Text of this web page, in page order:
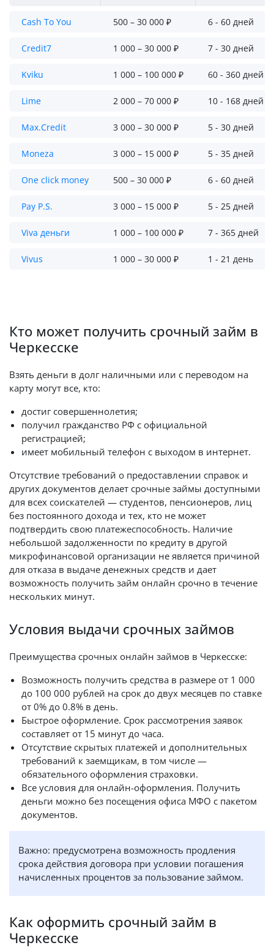
Cash To You 500 – 30 000 ₽ 6 - 60 дней
Credit7 1 000 – 30 000 ₽ 7 - 30 дней
Kviku 1 000 – 100 000 ₽ 60 - 360 дней
Lime 2 000 – 70 000 ₽ 10 - 168 дней
Max.Credit 3 000 – 30 000 ₽ 5 - 30 дней
Moneza 3 000 – 15 000 ₽ 5 - 35 дней
One click money 500 – 30 000 ₽ 6 - 60 дней
Pay P.S. 3 000 – 15 000 ₽ 5 - 25 дней
Viva деньги 1 000 – 100 000 ₽ 7 - 365 дней
Vivus 1 000 – 30 000 ₽ 1 - 21 день
Кто может получить срочный займ в
Черкесске
Взять деньги в долг наличными или с переводом на
карту могут все, кто:
достиг совершеннолетия;
получил гражданство РФ с официальной
регистрацией;
имеет мобильный телефон с выходом в интернет.
Отсутствие требований о предоставлении справок и
других документов делает срочные займы доступными
для всех соискателей — студентов, пенсионеров, лиц
без постоянного дохода и тех, кто не может
подтвердить свою платежеспособность. Наличие
небольшой задолженности по кредиту в другой
микрофинансовой организации не является причиной
для отказа в выдаче денежных средств и дает
возможность получить займ онлайн срочно в течение
нескольких минут.
Условия выдачи срочных займов
Преимущества срочных онлайн займов в Черкесске:
Возможность получить средства в размере от 1 000
до 100 000 рублей на срок до двух месяцев по ставке
от 0% до 0.8% в день.
Быстрое оформление. Срок рассмотрения заявок
составляет от 15 минут до часа.
Отсутствие скрытых платежей и дополнительных
требований к заемщикам, в том числе —
обязательного оформления страховки.
Все условия для онлайн-оформления. Получить
деньги можно без посещения офиса МФО с пакетом
документов.
Важно: предусмотрена возможность продления
срока действия договора при условии погашения
начисленных процентов за пользование займом.
Как оформить срочный займ в
Черкесске